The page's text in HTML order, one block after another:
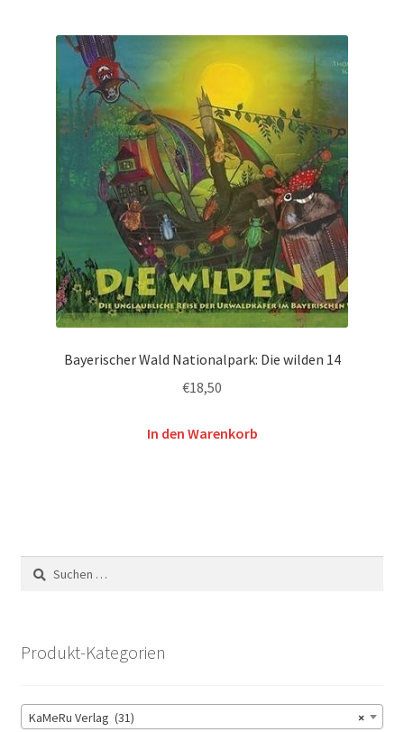
Bayerischer Wald Nationalpark: Die wilden 14
€18,50
In den Warenkorb
Suchen
nach:
Produkt-Kategorien
×
KaMeRu Verlag (31)